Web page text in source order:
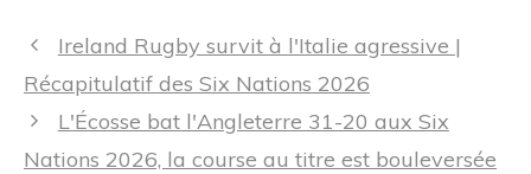
Navigation
des
articles
Ireland Rugby survit à l'Italie agressive |
Récapitulatif des Six Nations 2026
L'Écosse bat l'Angleterre 31-20 aux Six
Nations 2026, la course au titre est bouleversée